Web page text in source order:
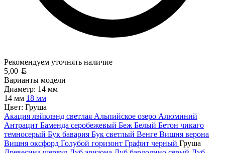
Рекомендуем уточнять наличие
5,00
Варианты модели
Диаметр: 14 мм
14 мм 18 мм
Цвет: Груша
Акация лэйклэнд светлая Альпийское озеро Алюминий
Антрацит Баменда серобежевый Беж Белый Бетон чикаго
темносерый Бук бавария Бук светлый Венге Вишня верона
Вишня оксфорд Голубой горизонт Графит черный Груша